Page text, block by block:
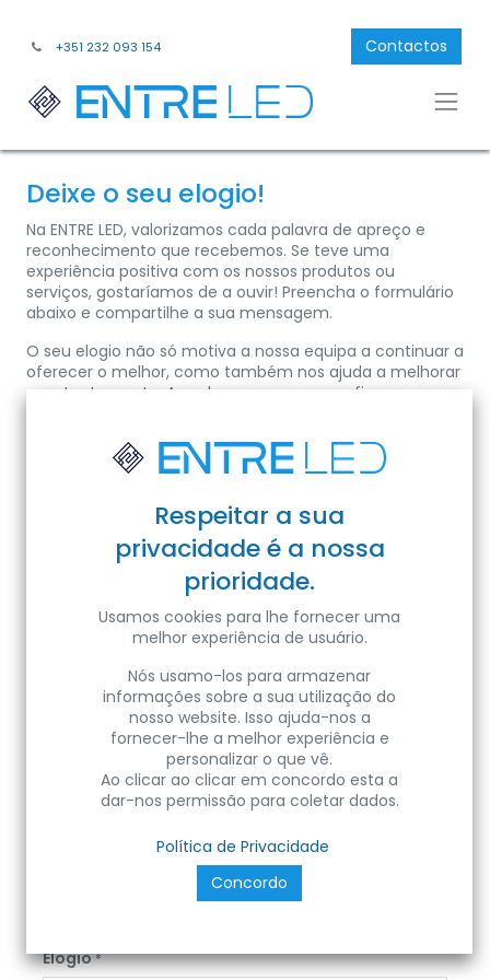
+351 232 093 154 Contactos
Deixe o seu elogio!
Na ENTRE LED, valorizamos cada palavra de apreço e
reconhecimento que recebemos. Se teve uma
experiência positiva com os nossos produtos ou
serviços, gostaríamos de a ouvir! Preencha o formulário
abaixo e compartilhe a sua mensagem.
O seu elogio não só motiva a nossa equipa a continuar a
oferecer o melhor, como também nos ajuda a melhorar
constantemente. Agradecemos a sua confiança e
Elogio*
Respeitar a sua
privacidade é a nossa
prioridade.
Usamos cookies para lhe fornecer uma
melhor experiência de usuário.
Nós usamo-los para armazenar
informações sobre a sua utilização do
nosso website. Isso ajuda-nos a
fornecer-lhe a melhor experiência e
personalizar o que vê.
Ao clicar ao clicar em concordo esta a
dar-nos permissão para coletar dados.
Política de Privacidade
Concordo